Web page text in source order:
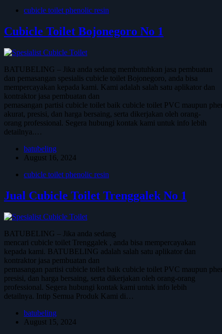
cubicle toilet phenolic resin
Cubicle Toilet Bojonegoro No 1
BATUBELING – Jika anda sedang membutuhkan jasa pembuatan
dan pemasangan spesialis cubicle toilet Bojonegoro, anda bisa
mempercayakan kepada kami. Kami adalah salah satu aplikator dan
kontraktor jasa pembuatan dan
pemasangan partisi cubicle toilet baik cubicle toilet PVC maupun
akurat, presisi, dan harga bersaing, serta dikerjakan oleh orang-
orang professional. Segera hubungi kontak kami untuk info lebih
detailnya.…
batubeling
August 16, 2024
cubicle toilet phenolic resin
Jual Cubicle Toilet Trenggalek No 1
BATUBELING – Jika anda sedang
mencari cubicle toilet Trenggalek , anda bisa mempercayakan
kepada kami. BATUBELING adalah salah satu aplikator dan
kontraktor jasa pembuatan dan
pemasangan partisi cubicle toilet baik cubicle toilet PVC maupun
presisi, dan harga bersaing, serta dikerjakan oleh orang-orang
professional. Segera hubungi kontak kami untuk info lebih
detailnya. Intip Semua Produk Kami di…
batubeling
August 15, 2024